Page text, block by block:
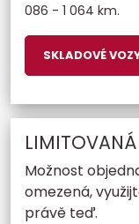
086 - 1 064 km.
SKLADOVÉ
Možnost
omezená,
právě teď.